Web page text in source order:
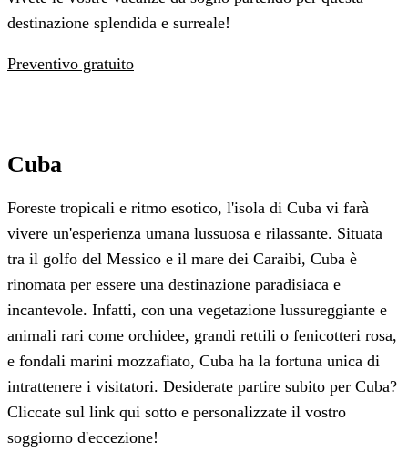
destinazione splendida e surreale!
Preventivo gratuito
Cuba
Foreste tropicali e ritmo esotico, l'isola di Cuba vi farà
vivere un'esperienza umana lussuosa e rilassante. Situata
tra il golfo del Messico e il mare dei Caraibi, Cuba è
rinomata per essere una destinazione paradisiaca e
incantevole. Infatti, con una vegetazione lussureggiante e
animali rari come orchidee, grandi rettili o fenicotteri rosa,
e fondali marini mozzafiato, Cuba ha la fortuna unica di
intrattenere i visitatori. Desiderate partire subito per Cuba?
Cliccate sul link qui sotto e personalizzate il vostro
soggiorno d'eccezione!